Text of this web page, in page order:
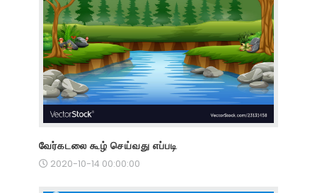
வேர்கடலை கூழ் செய்வது எப்படி
2020-10-14 00:00:00